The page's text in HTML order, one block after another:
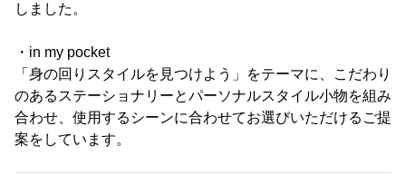
しました。
・in my pocket
「身の回りスタイルを見つけよう」をテーマに、こだわり
のあるステーショナリーとパーソナルスタイル小物を組み
合わせ、使用するシーンに合わせてお選びいただけるご提
案をしています。